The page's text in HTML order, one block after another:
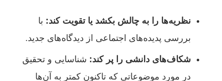
نظریه‌ها را به چالش بکشد یا تقویت کند: با
بررسی پدیده‌های اجتماعی از دیدگاه‌های جدید.
شکاف‌های دانشی را پر کند: شناسایی و تحقیق
در مورد موضوعاتی که تاکنون کمتر به آن‌ها